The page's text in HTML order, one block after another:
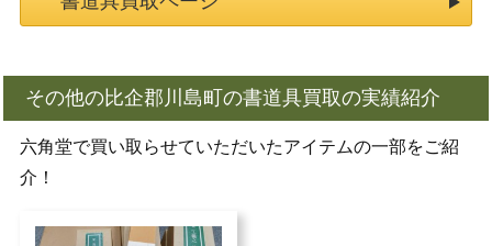
その他の比企郡川島町の書道具買取の実績紹介
六角堂で買い取らせていただいたアイテムの一部をご紹
介！